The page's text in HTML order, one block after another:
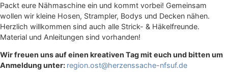
Packt eure Nähmaschine ein und kommt vorbei! Gemeinsam
wollen wir kleine Hosen, Strampler, Bodys und Decken nähen.
Herzlich willkommen sind auch alle Strick- & Häkelfreunde.
Material und Anleitungen sind vorhanden!
Wir freuen uns auf einen kreativen Tag mit euch und bitten um
Anmeldung unter: region.ost@herzenssache-nfsuf.de